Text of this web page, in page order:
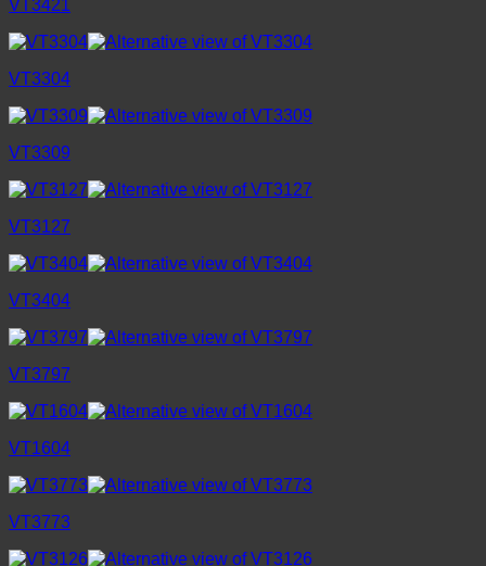
VT3421
VT3304
VT3309
VT3127
VT3404
VT3797
VT1604
VT3773